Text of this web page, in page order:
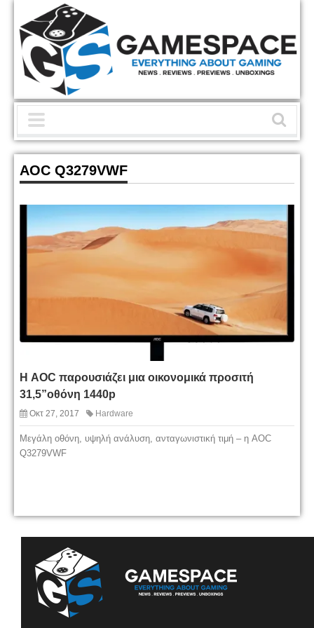
AOC Q3279VWF
Η AOC παρουσιάζει μια οικονομικά προσιτή
31,5”οθόνη 1440p
Οκτ 27, 2017 Hardware
Μεγάλη οθόνη, υψηλή ανάλυση, ανταγωνιστική τιμή – η AOC
Q3279VWF